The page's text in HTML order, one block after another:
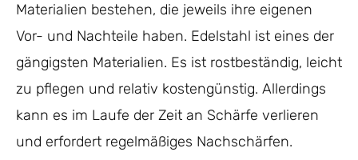
Materialien bestehen, die jeweils ihre eigenen
Vor- und Nachteile haben. Edelstahl ist eines der
gängigsten Materialien. Es ist rostbeständig, leicht
zu pflegen und relativ kostengünstig. Allerdings
kann es im Laufe der Zeit an Schärfe verlieren
und erfordert regelmäßiges Nachschärfen.